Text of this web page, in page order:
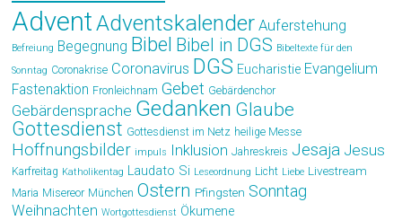
AdventAdventskalender Auferstehung
Befreiung Begegnung Bibel Bibel in DGS Bibeltexte für den
Sonntag Coronakrise Coronavirus DGS Eucharistie Evangelium
Fastenaktion Fronleichnam Gebet Gebärdenchor
Gebärdensprache Gedanken Glaube
Gottesdienst Gottesdienst im Netz heilige Messe
Hoffnungsbilder impuls Inklusion Jahreskreis Jesaja Jesus
Karfreitag Katholikentag Laudato Si Leseordnung Licht Liebe Livestream
Maria Misereor München Ostern Pfingsten Sonntag
Weihnachten Wortgottesdienst Ökumene